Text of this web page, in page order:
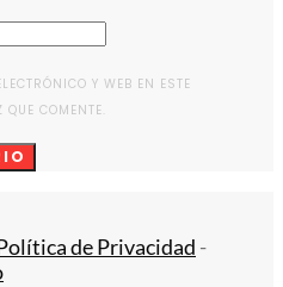
Y WEB EN ESTE
COMENTE.
de Privacidad -